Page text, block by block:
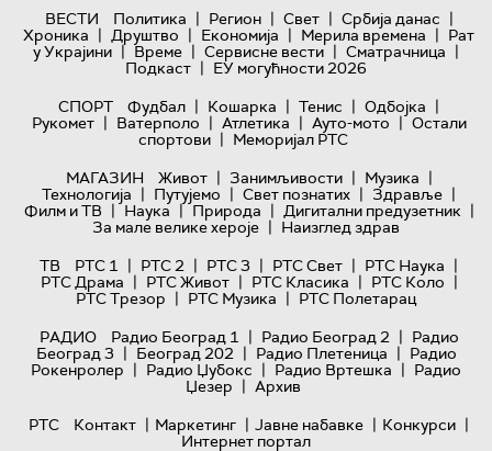
ВЕСТИ Политика | Регион | Свет | Србија данас |
Хроника | Друштво | Економија | Мерила времена | Рат
у Украјини | Време | Сервисне вести | Сматрачница |
Подкаст | ЕУ могућности 2026
СПОРТ
Фудбал | Кошарка | Тенис | Одбојка |
Рукомет | Ватерполо | Атлетика | Ауто-мото | Остали
спортови | Меморијал РТС
МАГАЗИН
Живот | Занимљивости | Музика |
Технологијa | Путујемо | Свет познатих | Здравље |
Филм и ТВ | Наука | Природа | Дигитални предузетник |
За мале велике хероје | Наизглед здрав
ТВ
РТС 1 | РТС 2 | РТС 3 | РТС Свет | РТС Наука |
РТС Драма | РТС Живот | РТС Класика | РТС Коло |
РТС Трезор | РТС Музика | РТС Полетарац
РАДИО
Радио Београд 1 | Радио Београд 2 | Радио
Београд 3 | Београд 202 | Радио Плетеница | Радио
Рокенролер | Радио Џубокс | Радио Вртешка | Радио
Џезер | Архив
РТС
Контакт | Маркетинг | Јавне набавке | Конкурси |
Интернет портал